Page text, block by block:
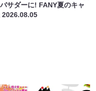
サダーに! FANY夏のキャ
2026.08.05